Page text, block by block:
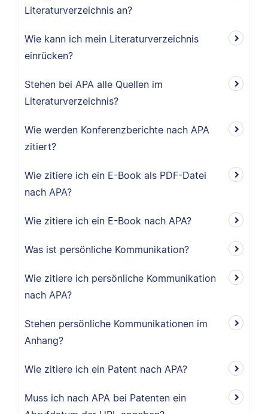
Literaturverzeichnis an?
Wie kann ich mein Literaturverzeichnis
einrücken?
Stehen bei APA alle Quellen im
Literaturverzeichnis?
Wie werden Konferenzberichte nach APA
zitiert?
Wie zitiere ich ein E-Book als PDF-Datei
nach APA?
Wie zitiere ich ein E-Book nach APA?
Was ist persönliche Kommunikation?
Wie zitiere ich persönliche Kommunikation
nach APA?
Stehen persönliche Kommunikationen im
Anhang?
Wie zitiere ich ein Patent nach APA?
Muss ich nach APA bei Patenten ein